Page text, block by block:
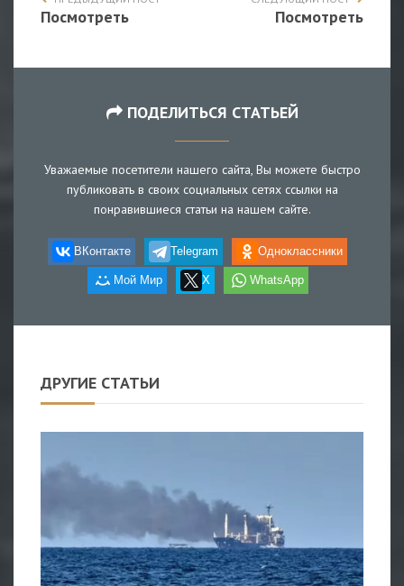
Посмотреть Посмотреть
ПОДЕЛИТЬСЯ СТАТЬЕЙ
Уважаемые посетители нашего сайта, Вы можете быстро
публиковать в своих социальных сетях ссылки на
понравившиеся статьи на нашем сайте.
ВКонтакте Telegram Одноклассники
Мой Мир X WhatsApp
ДРУГИЕ СТАТЬИ